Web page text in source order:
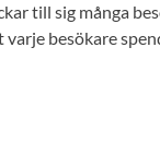
till sig många
varje besökare